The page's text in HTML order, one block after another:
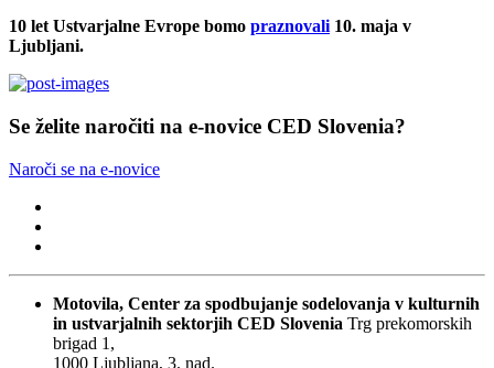
10 let Ustvarjalne Evrope bomo praznovali 10. maja v
Ljubljani.
Se želite naročiti na e-novice CED Slovenia?
Naroči se na e-novice
Motovila, Center za spodbujanje sodelovanja v kulturnih
in ustvarjalnih sektorjih CED Slovenia Trg prekomorskih
brigad 1,
1000 Ljubljana, 3. nad.